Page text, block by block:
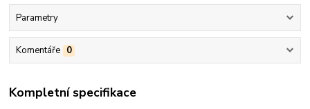
Parametry
Komentáře 0
Kompletní specifikace